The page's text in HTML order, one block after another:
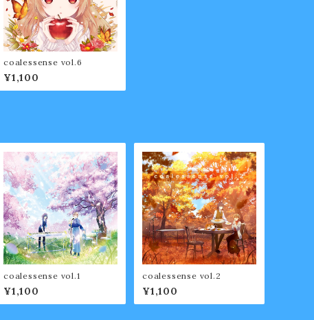
coalessense vol.6
¥1,100
coalessense vol.1
¥1,100
coalessense vol.2
¥1,100